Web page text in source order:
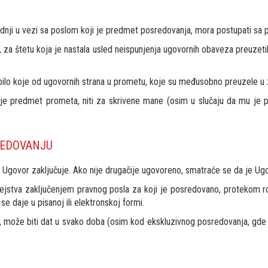
u vezi sa poslom koji je predmet posredovanja, mora postupati sa
štetu koja je nastala usled neispunjenja ugovornih obaveza
koje od ugovornih strana u prometu, koje su međusobno preuzele
predmet prometa, niti za skrivene mane (osim u slučaju da mu je
zaključuje. Ako nije drugačije ugovoreno, smatraće se da je
zaključenjem pravnog posla za koji je posredovano, protekom
daje u pisanoj ili elektronskoj formi.
biti dat u svako doba (osim kod ekskluzivnog posredovanja,